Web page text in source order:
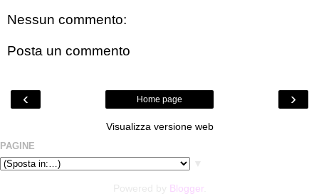
Nessun commento:
Posta un commento
‹ ›
Home page
Visualizza versione web
PAGINE
Blogger.